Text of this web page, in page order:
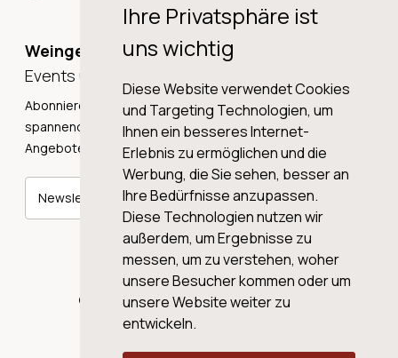
Ihre Privatsphäre ist
uns wichtig
Diese Website verwendet Cookies
und Targeting Technologien, um
Ihnen ein besseres Internet-
Erlebnis zu ermöglichen und die
Werbung, die Sie sehen, besser an
Ihre Bedürfnisse anzupassen.
Diese Technologien nutzen wir
außerdem, um Ergebnisse zu
messen, um zu verstehen, woher
unsere Besucher kommen oder um
unsere Website weiter zu
entwickeln.
Weingeschichten,
Events und Neuigkeiten!
Abonnieren Sie unseren Newsletter und erhalten Sie
spannende Weingeschichten, Neuigkeiten und tolle
Angebote direkt in Ihre Mailbox.
Newsletter abonnieren
© 2026 WINE AG VALENTIN & VON SALIS